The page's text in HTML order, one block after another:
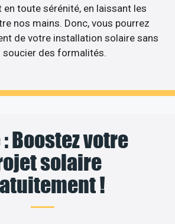
toute sérénité, en laissant les
nos mains. Donc, vous pourrez
de votre installation solaire sans
soucier des formalités.
Boostez votre
solaire
!